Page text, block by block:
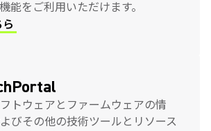
能をご利用いただけます。
トウェアとファームウェアの情
びその他の技術ツールとリソース